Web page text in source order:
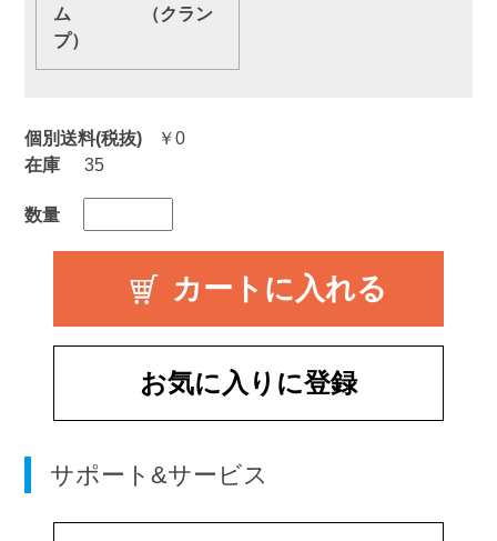
個別送料(税抜) ￥0
ム （クラン
プ）
在庫 35
数量
お気に入りに登録
サポート&サービス